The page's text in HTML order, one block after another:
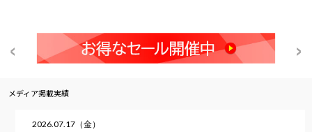
メディア掲載実績
2026.07.17（金）